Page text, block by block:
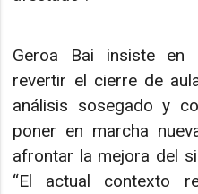
Geroa Bai insiste en
revertir el cierre de
análisis sosegado y
poner en marcha
afrontar la mejora del
“El actual contexto